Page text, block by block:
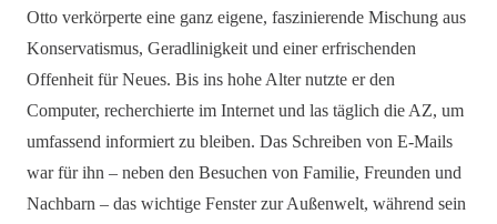
Otto verkörperte eine ganz eigene, faszinierende Mischung aus
Konservatismus, Geradlinigkeit und einer erfrischenden
Offenheit für Neues. Bis ins hohe Alter nutzte er den
Computer, recherchierte im Internet und las täglich die AZ, um
umfassend informiert zu bleiben. Das Schreiben von E-Mails
war für ihn – neben den Besuchen von Familie, Freunden und
Nachbarn – das wichtige Fenster zur Außenwelt, während sein